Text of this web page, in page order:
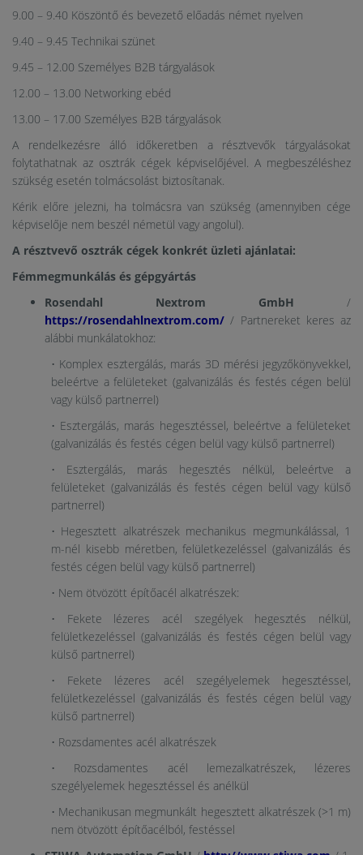
9.00 – 9.40 Köszöntő és bevezető előadás német nyelven
9.40 – 9.45 Technikai szünet
9.45 – 12.00 Személyes B2B tárgyalások
12.00 – 13.00 Networking ebéd
13.00 – 17.00 Személyes B2B tárgyalások
A rendelkezésre álló időkeretben a résztvevők tárgyalásokat
folytathatnak az osztrák cégek képviselőjével. A megbeszéléshez
szükség esetén tolmácsolást biztosítanak.
Kérik előre jelezni, ha tolmácsra van szükség (amennyiben cége
képviselője nem beszél németül vagy angolul).
A résztvevő osztrák cégek konkrét üzleti ajánlatai:
Fémmegmunkálás és gépgyártás
Rosendahl Nextrom GmbH /
https://rosendahlnextrom.com/ / Partnereket keres az
alábbi munkálatokhoz:
• Komplex esztergálás, marás 3D mérési jegyzőkönyvekkel,
beleértve a felületeket (galvanizálás és festés cégen belül
vagy külső partnerrel)
• Esztergálás, marás hegesztéssel, beleértve a felületeket
(galvanizálás és festés cégen belül vagy külső partnerrel)
• Esztergálás, marás hegesztés nélkül, beleértve a
felületeket (galvanizálás és festés cégen belül vagy külső
partnerrel)
• Hegesztett alkatrészek mechanikus megmunkálással, 1
m-nél kisebb méretben, felületkezeléssel (galvanizálás és
festés cégen belül vagy külső partnerrel)
• Nem ötvözött építőacél alkatrészek:
• Fekete lézeres acél szegélyek hegesztés nélkül,
felületkezeléssel (galvanizálás és festés cégen belül vagy
külső partnerrel)
• Fekete lézeres acél szegélyelemek hegesztéssel,
felületkezeléssel (galvanizálás és festés cégen belül vagy
külső partnerrel)
• Rozsdamentes acél alkatrészek
• Rozsdamentes acél lemezalkatrészek, lézeres
szegélyelemek hegesztéssel és anélkül
• Mechanikusan megmunkált hegesztett alkatrészek (>1 m)
nem ötvözött építőacélból, festéssel